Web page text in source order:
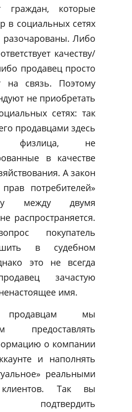
которые
в социальных сетях
разочарованы. Либо
качеству/
продавец просто
на связь. Поэтому
не приобретать
сетях: так
продавцами здесь
физлица, не
в качестве
А закон
потребителей»
между двумя
распространяется.
покупатель
в судебном
это не всегда
зачастую
имя.
продавцам мы
предоставлять
о компании
и наполнять
реальными
Так вы
подтвердить